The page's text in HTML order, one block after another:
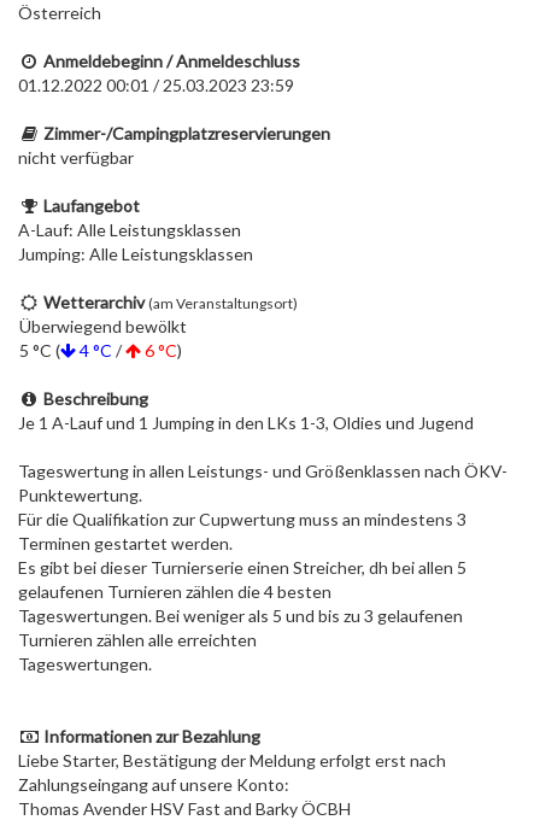
Österreich
Anmeldebeginn / Anmeldeschluss
01.12.2022 00:01 / 25.03.2023 23:59
Zimmer-/Campingplatzreservierungen
nicht verfügbar
Laufangebot
A-Lauf: Alle Leistungsklassen
Jumping: Alle Leistungsklassen
Wetterarchiv (am Veranstaltungsort)
Überwiegend bewölkt
5 °C (
4 °C / 6 °C)
Beschreibung
Je 1 A-Lauf und 1 Jumping in den LKs 1-3, Oldies und Jugend
Tageswertung in allen Leistungs- und Größenklassen nach ÖKV-
Punktewertung.
Für die Qualifikation zur Cupwertung muss an mindestens 3
Terminen gestartet werden.
Es gibt bei dieser Turnierserie einen Streicher, dh bei allen 5
gelaufenen Turnieren zählen die 4 besten
Tageswertungen. Bei weniger als 5 und bis zu 3 gelaufenen
Turnieren zählen alle erreichten
Tageswertungen.
Informationen zur Bezahlung
Liebe Starter, Bestätigung der Meldung erfolgt erst nach
Zahlungseingang auf unsere Konto:
Thomas Avender HSV Fast and Barky ÖCBH